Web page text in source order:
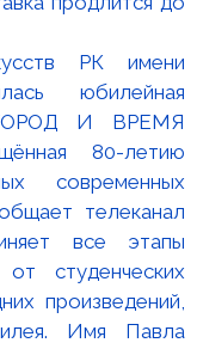
РК имени
юбилейная
«ГОРОД И ВРЕМЯ
80-летию
современных
телеканал
все этапы
студенческих
произведений,
Имя Павла